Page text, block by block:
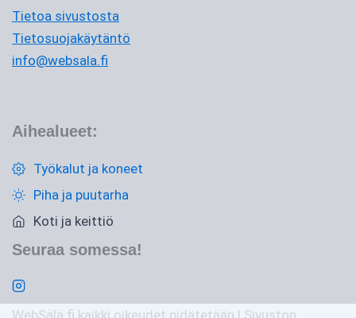
Tietoa sivustosta
Tietosuojakäytäntö
info@websala.fi
Aihealueet:
Työkalut ja koneet
Piha ja puutarha
Koti ja keittiö
Seuraa somessa!